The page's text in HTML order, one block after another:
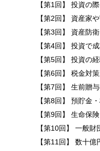
【第1回】 投資の
【第2回】 資産家
【第3回】 資産防
【第4回】 投資で
【第5回】 投資の
【第6回】 税金対
【第7回】 生前贈
【第8回】 預貯金
【第9回】 生命保
【第10回】 一般
【第11回】 数十